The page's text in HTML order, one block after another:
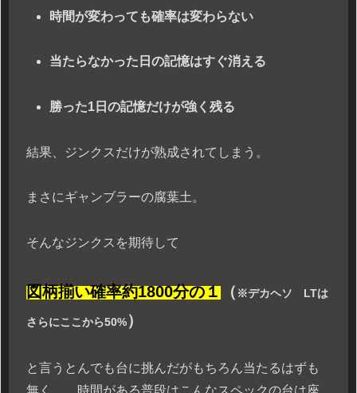
時間が変わっても確率は変わらない
当たらなかった日の記憶はすぐ消える
勝った1日の記憶だけが強く残る
結果、ジンクスだけが熟成されてしまう。
まさにギャンブラーの腐葉土。
そんなジンクスを期待して
図柄揃い確率約1800分の１ （ ※デカヘソ LTは
さらにここから50%）
と言うとんでも台に挑んだがもちろん当たるはずも